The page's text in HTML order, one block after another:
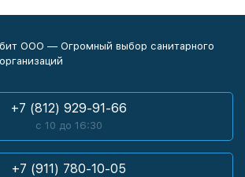
ООО — Огромный выбор санитарного
+7 (812) 929-91-66
с 10 до 16:30
+7 (911) 780-10-05